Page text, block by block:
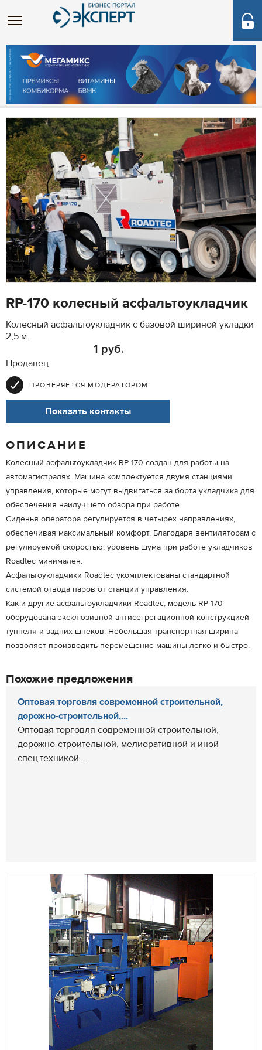
RP-170 колесный асфальтоукладчик
Колесный асфальтоукладчик с базовой шириной укладки
2,5 м.
1 руб.
Продавец:
ПРОВЕРЯЕТСЯ МОДЕРАТОРОМ
Показать контакты
ОПИСАНИЕ
Колесный асфальтоукладчик RP-170 создан для работы на
автомагистралях. Машина комплектуется двумя станциями
управления, которые могут выдвигаться за борта укладчика для
обеспечения наилучшего обзора при работе.
Сиденья оператора регулируется в четырех направлениях,
обеспечивая максимальный комфорт. Благодаря вентиляторам с
регулируемой скоростью, уровень шума при работе укладчиков
Roadtec минимален.
Асфальтоукладчики Roadtec укомплектованы стандартной
системой отвода паров от станции управления.
Как и другие асфальтоукладчики Roadtec, модель RP-170
оборудована эксклюзивной антисегрегационной конструкцией
туннеля и задних шнеков. Небольшая транспортная ширина
позволяет производить перемещение машины легко и быстро.
Похожие предложения
Оптовая торговля современной строительной,
дорожно-строительной,...
Оптовая торговля современной строительной,
дорожно-строительной, мелиоративной и иной
спец.техникой ...